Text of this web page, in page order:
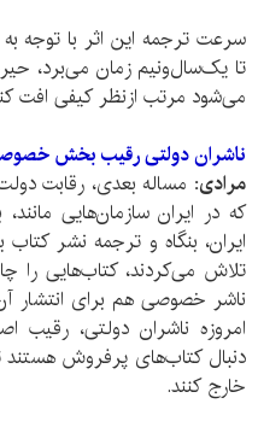
سرعت ترجمه این اثر با توجه
تا یک‌سال‌و‌نیم زمان‌ می‌برد،
می‌شود مرتب ازنظر کیفی افت
ناشران دولتی رقیب بخش
مرادی: مساله بعدی، رقابت
که در ایران سازمان‌هایی
ایران، بنگاه و ترجمه نشر
تلاش می‌کردند، کتاب‌هایی
ناشر خصوصی هم برای انتشار
امروزه ناشران دولتی،
دنبال کتاب‌های پر‌فروش هستند
خارج کنند.